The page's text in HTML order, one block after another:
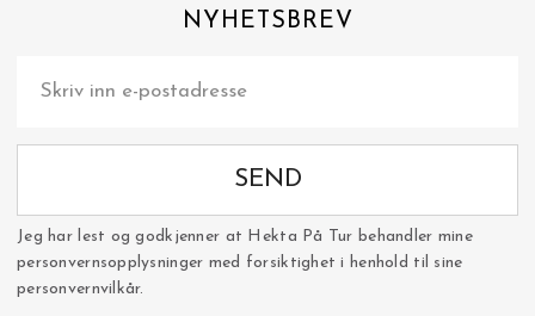
NYHETSBREV
SEND
Jeg har lest og godkjenner at Hekta På Tur behandler mine
personvernsopplysninger med forsiktighet i henhold til sine
personvernvilkår.